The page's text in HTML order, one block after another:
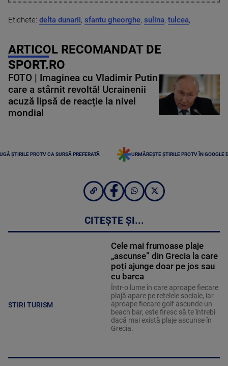
Etichete: delta dunarii, sfantu gheorghe, sulina, tulcea,
ARTICOL RECOMANDAT DE
SPORT.RO
FOTO | Imaginea cu Vladimir Putin
care a stârnit revoltă! Ucrainenii
acuză lipsă de reacție la nivel
mondial
ȘTIRILE PROTV CA SURSĂ PREFERATĂ URMĂREȘTE ȘTIRILE PROTV ÎN GOOGLE
CITEȘTE ȘI...
STIRI TURISM
Cele mai frumoase plaje
„ascunse” din Grecia la care
poți ajunge doar pe jos sau
cu barca
Într-o lume în care aproape fiecare
plajă apare pe rețelele sociale, iar
aproape fiecare golf ascunde un
beach bar, este firesc să te întrebi
dacă mai există plaje ascunse în
Grecia.